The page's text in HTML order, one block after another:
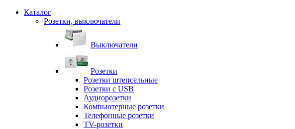
Каталог
Розетки, выключатели
Выключатели
Розетки
Розетки штепсельные
Розетки с USB
Аудиорозетки
Компьютерные розетки
Телефонные розетки
TV-розетки